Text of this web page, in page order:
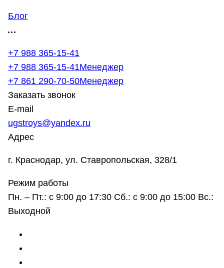
Блог
+7 988 365-15-41
+7 988 365-15-41Менеджер
+7 861 290-70-50Менеджер
Заказать звонок
E-mail
ugstroys@yandex.ru
Адрес
г. Краснодар, ул. Ставропольская, 328/1
Режим работы
Пн. – Пт.: с 9:00 до 17:30 Сб.: с 9:00 до 15:00 Вс.:
Выходной